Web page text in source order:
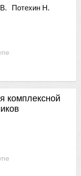
Потехин Н.
комплексной